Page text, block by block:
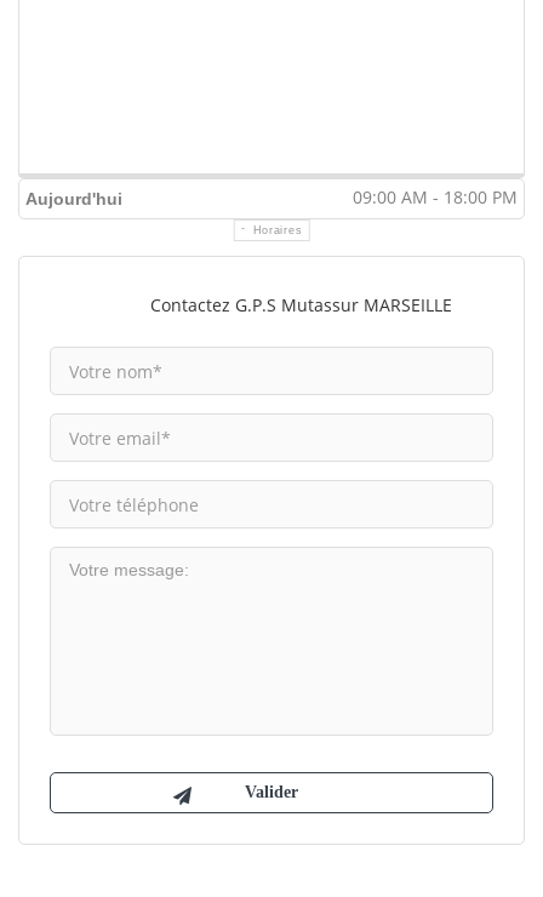
Aujourd'hui 09:00 AM - 18:00 PM
Horaires
Contactez G.P.S Mutassur MARSEILLE